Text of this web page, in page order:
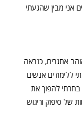
אני מבין שהגעתי
אתגרים, כנראה
ללימודים אנשים
להפוך את
של סיפוק וריגוש